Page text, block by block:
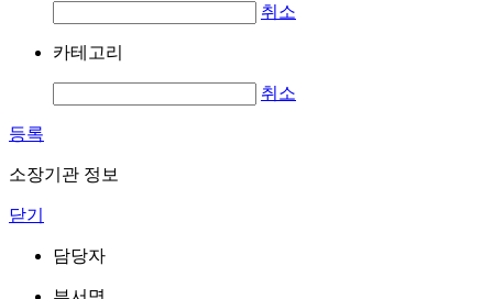
취소
카테고리
취소
등록
소장기관 정보
닫기
담당자